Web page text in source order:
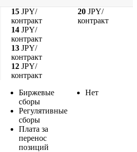
15 JPY/
контракт
20 JPY/
контракт
14 JPY/
контракт
13 JPY/
контракт
12 JPY/
контракт
Биржевые
сборы
Регулятивные
сборы
Плата за
перенос
позиций
Нет